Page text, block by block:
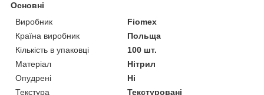
Основні
Виробник
Fiomex
Країна виробник
Польща
Кількість в упаковці
100 шт.
Матеріал
Нітрил
Опудрені
Ні
Текстура
Текстуровані